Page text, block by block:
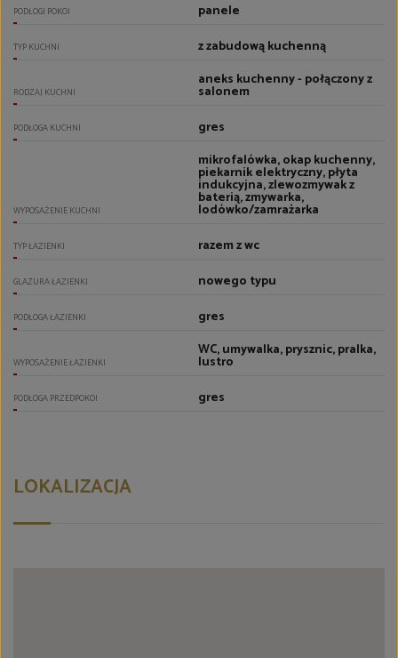
PODŁOGI POKOI panele
TYP KUCHNI z zabudową kuchenną
RODZAJ KUCHNI
aneks kuchenny - połączony z
salonem
PODŁOGA KUCHNI gres
WYPOSAŻENIE KUCHNI
mikrofalówka, okap kuchenny,
piekarnik elektryczny, płyta
indukcyjna, zlewozmywak z
baterią, zmywarka,
lodówko/zamrażarka
TYP ŁAZIENKI razem z wc
GLAZURA ŁAZIENKI nowego typu
PODŁOGA ŁAZIENKI gres
WYPOSAŻENIE ŁAZIENKI
WC, umywalka, prysznic, pralka,
lustro
PODŁOGA PRZEDPOKOI gres
LOKALIZACJA